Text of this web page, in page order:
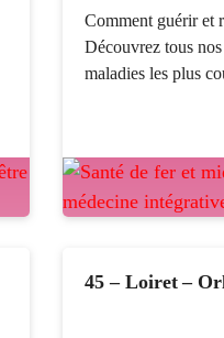
Comment guérir et
Découvrez tous
maladies les plus
45 – Loiret –